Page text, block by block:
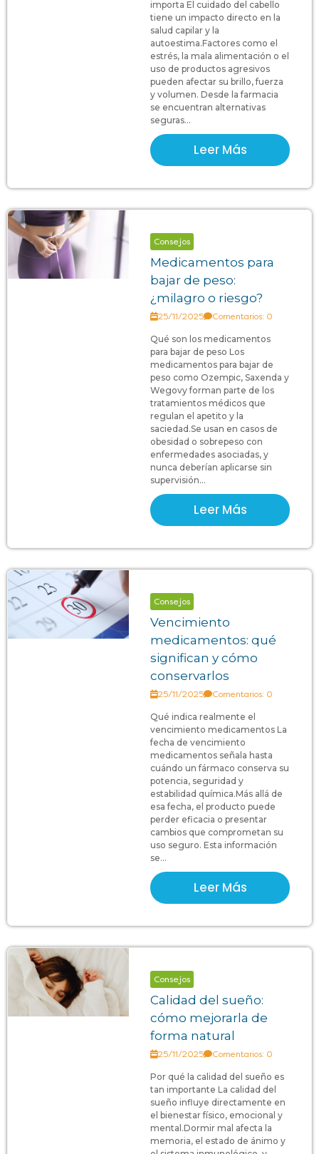
importa El cuidado del cabello
tiene un impacto directo en la
salud capilar y la
autoestima.Factores como el
estrés, la mala alimentación o el
uso de productos agresivos
pueden afectar su brillo, fuerza
y volumen. Desde la farmacia
se encuentran alternativas
seguras...
Leer Más
Consejos
Medicamentos para
bajar de peso:
¿milagro o riesgo?
25/11/2025 Comentarios: 0
Qué son los medicamentos
para bajar de peso Los
medicamentos para bajar de
peso como Ozempic, Saxenda y
Wegovy forman parte de los
tratamientos médicos que
regulan el apetito y la
saciedad.Se usan en casos de
obesidad o sobrepeso con
enfermedades asociadas, y
nunca deberían aplicarse sin
supervisión...
Leer Más
Consejos
Vencimiento
medicamentos: qué
significan y cómo
conservarlos
25/11/2025 Comentarios: 0
Qué indica realmente el
vencimiento medicamentos La
fecha de vencimiento
medicamentos señala hasta
cuándo un fármaco conserva su
potencia, seguridad y
estabilidad química.Más allá de
esa fecha, el producto puede
perder eficacia o presentar
cambios que comprometan su
uso seguro. Esta información
se...
Leer Más
Consejos
Calidad del sueño:
cómo mejorarla de
forma natural
25/11/2025 Comentarios: 0
Por qué la calidad del sueño es
tan importante La calidad del
sueño influye directamente en
el bienestar físico, emocional y
mental.Dormir mal afecta la
memoria, el estado de ánimo y